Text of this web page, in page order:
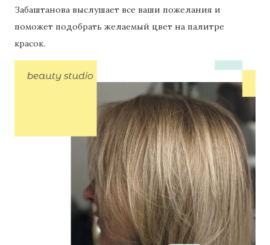
Забаштанова выслушает все ваши пожелания и
поможет подобрать желаемый цвет на палитре
красок.